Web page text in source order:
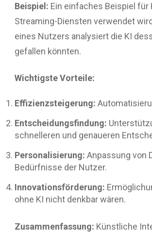
Beispiel: Ein einfaches Beispiel
Streaming-Diensten verwendet
eines Nutzers analysiert die KI
gefallen könnten.
Wichtigste Vorteile:
Effizienzsteigerung:
Entscheidungsfindung:
schnelleren und genaueren
Personalisierung: Anpassung von
Bedürfnisse der Nutzer.
Innovationsförderung:
ohne KI nicht denkbar wären.
Zusammenfassung: Künstliche